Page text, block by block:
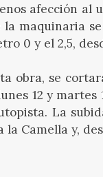
afección al
maquinaria
0 y el 2,5,
obra, se
12 y
La
Camella y,